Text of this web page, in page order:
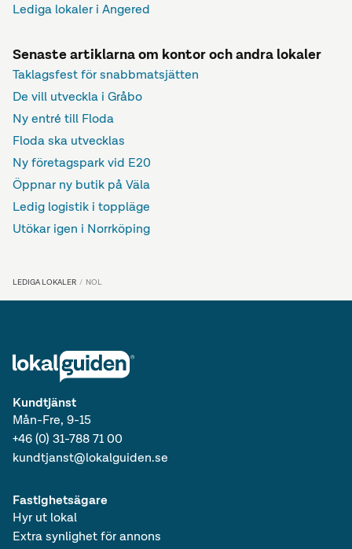
Lediga lokaler i Angered
Senaste artiklarna om kontor och andra lokaler
Taklagsfest för snabbmatsjätten
De vill utveckla i Gråbo
Ny entré till Floda
Floda ska utvecklas
Ny företagspark vid E20
Öppnar ny butik på Väla
Ledig logistik i toppläge
Utökar igen i Norrköping
LEDIGA LOKALER NOL
Kundtjänst
Mån-Fre, 9-15
+46 (0) 31-788 71 00
kundtjanst@lokalguiden.se
Fastighetsägare
Hyr ut lokal
Extra synlighet för annons